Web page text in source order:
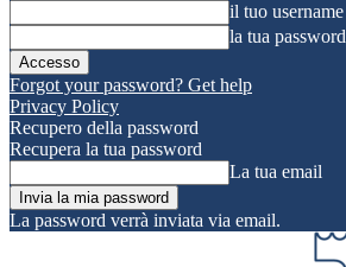
il tuo username
la tua password
Forgot your password? Get help
Privacy Policy
Recupero della password
Recupera la tua password
La tua email
La password verrà inviata via email.